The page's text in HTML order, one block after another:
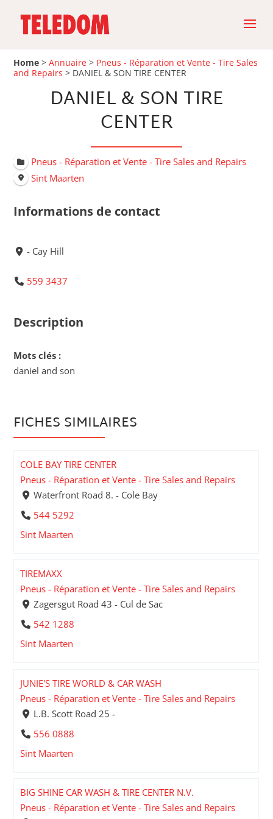
Home >Annuaire > Pneus - Réparation et Vente - Tire Sales
and Repairs > DANIEL & SON TIRE CENTER
DANIEL & SON TIRE
CENTER
Pneus - Réparation et Vente - Tire Sales and Repairs
Sint Maarten
Informations de contact
- Cay Hill
559 3437
Description
Mots clés :
daniel and son
FICHES SIMILAIRES
COLE BAY TIRE CENTER
Pneus - Réparation et Vente - Tire Sales and Repairs
Waterfront Road 8. - Cole Bay
544 5292
Sint Maarten
TIREMAXX
Pneus - Réparation et Vente - Tire Sales and Repairs
Zagersgut Road 43 - Cul de Sac
542 1288
Sint Maarten
JUNIE'S TIRE WORLD & CAR WASH
Pneus - Réparation et Vente - Tire Sales and Repairs
L.B. Scott Road 25 -
556 0888
Sint Maarten
BIG SHINE CAR WASH & TIRE CENTER N.V.
Pneus - Réparation et Vente - Tire Sales and Repairs